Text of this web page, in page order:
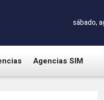
sábado,
Agencias SIM